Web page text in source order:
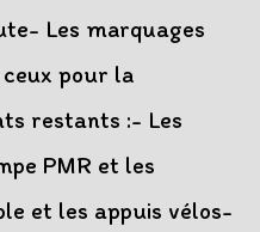
Les marquages
pour la
restants :- Les
PMR et les
et les appuis vélos-